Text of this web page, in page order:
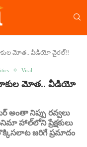
మోత.. వీడియో వైరల్​!!
Viral
మోత.. వీడియో
అంతా నిప్పు రవ్వలు
హాల్‌లోని ప్రేక్షకులు
జరిగే ప్రమాదం